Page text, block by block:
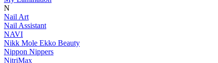
N
Nail Art
Nail Assistant
NAVI
Nikk Mole Ekko Beauty
Nippon Nippers
NitriMax